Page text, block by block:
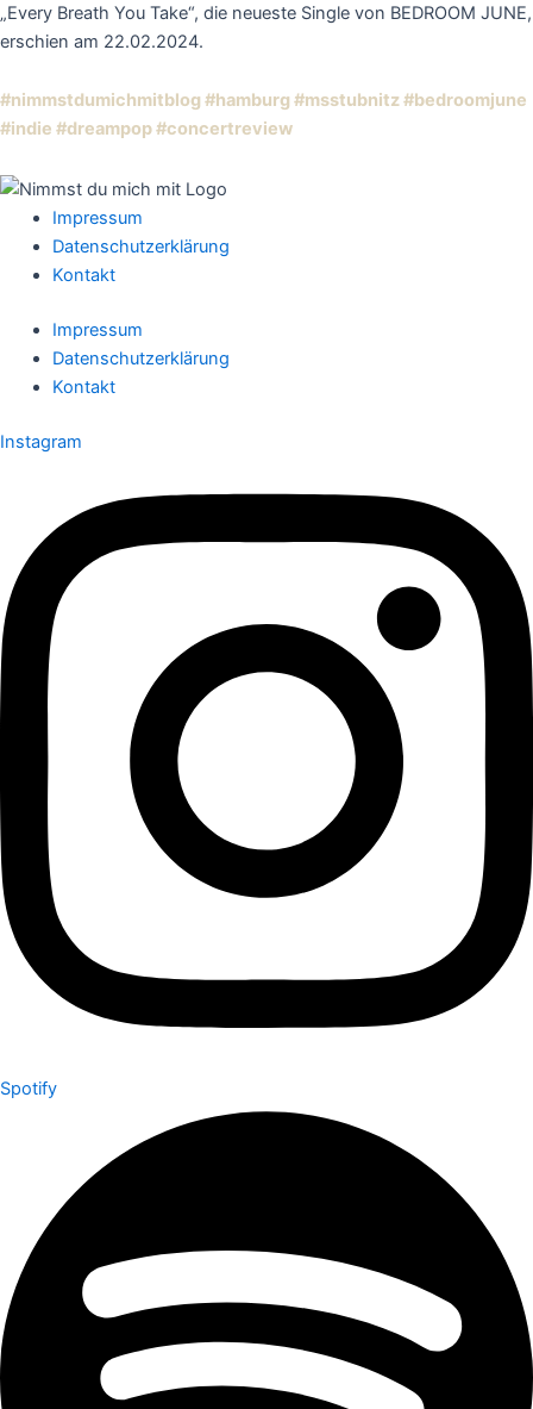
„Every Breath You Take“, die neueste Single von BEDROOM JUNE,
erschien am 22.02.2024.
#nimmstdumichmitblog #hamburg #msstubnitz#bedroomjune
#indie #dreampop#concertreview
Impressum
Datenschutzerklärung
Kontakt
Impressum
Datenschutzerklärung
Kontakt
Instagram
Spotify